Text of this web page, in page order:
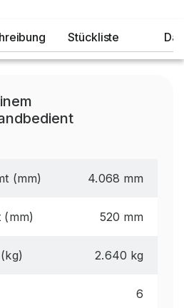
Stückliste
(mm) 4.068 mm
(mm) 520 mm
2.640 kg
6